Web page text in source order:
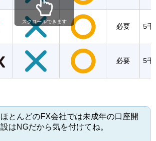
必要 5千
必要 5千
スクロールできます
ほとんどのFX会社では未成年の口座開
設はNGだから気を付けてね。